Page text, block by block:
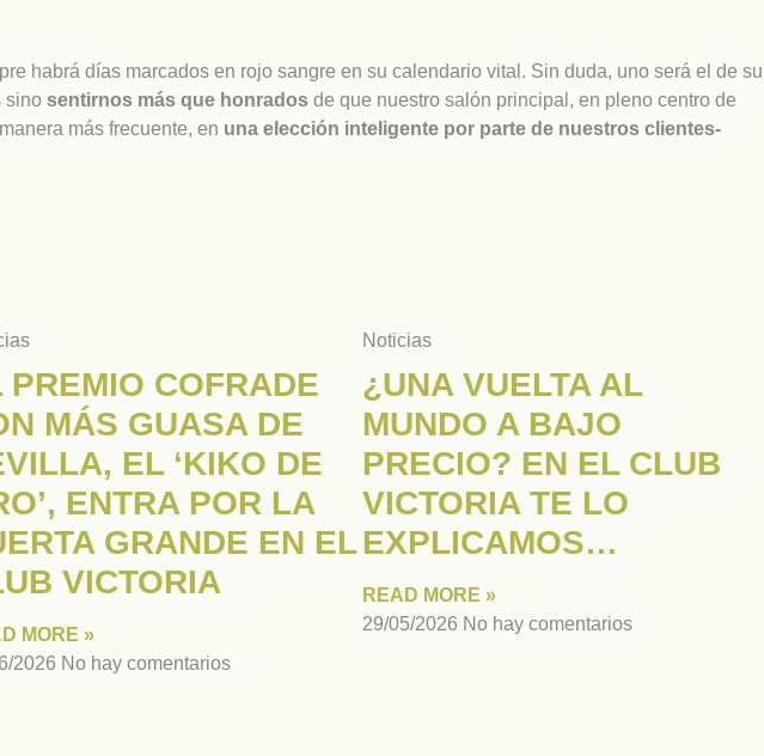
habrá días marcados en rojo sangre en su calendario vital. Sin duda, uno será el de su
sino sentirnos más que honrados de que nuestro salón principal, en pleno centro de
más frecuente, en una elección inteligente por parte de nuestros clientes-
PREMIO COFRADE
MÁS GUASA DE
EL ‘KIKO DE
ENTRA POR LA
GRANDE EN EL
VICTORIA
MORE »
2026 No hay comentarios
Noticias
¿UNA VUELTA AL
MUNDO A BAJO
PRECIO? EN EL CLUB
VICTORIA TE LO
EXPLICAMOS…
READ MORE »
29/05/2026 No hay comentarios